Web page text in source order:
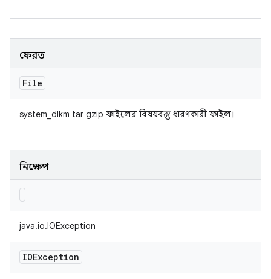
ফেরত
File
system_dlkm tar gzip ফাইলের বিষয়বস্তু ধারণকারী ফাইল।
নিক্ষেপ
java.io.IOException
IOException